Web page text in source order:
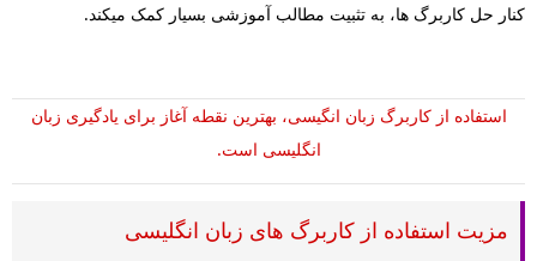
کنار حل کاربرگ ها، به تثبیت مطالب آموزشی بسیار کمک میکند.
استفاده از کاربرگ زبان انگیسی، بهترین نقطه آغاز برای یادگیری زبان
انگلیسی است.
مزیت استفاده از کاربرگ های زبان انگلیسی